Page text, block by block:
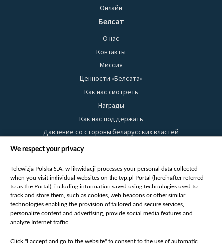
Онлайн
Белсат
О нас
Контакты
Миссия
Ценности «Белсата»
Как нас смотреть
Награды
Как нас поддержать
Давление со стороны беларусских властей
Правила использования материалов
Безопасность
Youtube
Белсат news
Белсат Life
Belsat English
We respect your privacy
Telewizja Polska S.A. w likwidacji processes your personal data collected
when you visit individual websites on the tvp.pl Portal (hereinafter referred
to as the Portal), including information saved using technologies used to
track and store them, such as cookies, web beacons or other similar
technologies enabling the provision of tailored and secure services,
personalize content and advertising, provide social media features and
analyze Internet traffic.
Click "I accept and go to the website" to consent to the use of automatic